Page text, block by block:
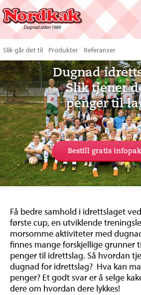
Slik går det til Produkter Referanser
Bestill produkter
Salgstips & last ned
Vanlige spørsmål
Om oss
Kontakt
Dugnad
Slik tjener
penger til
Bestill gratis
Få bedre samhold i idrettslaget
første cup, en utviklende
morsomme aktiviteter med
finnes mange forskjellige grunner
penger til idrettslag. Så hvordan
dugnad for idrettslag? Hva kan
penger? Et godt svar er å selge
dere om hvordan dere lykkes!